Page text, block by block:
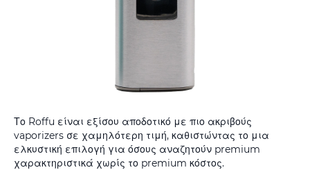
Το Roffu είναι εξίσου αποδοτικό με πιο ακριβούς
vaporizers σε χαμηλότερη τιμή, καθιστώντας το μια
ελκυστική επιλογή για όσους αναζητούν premium
χαρακτηριστικά χωρίς το premium κόστος.